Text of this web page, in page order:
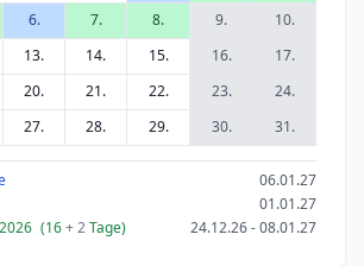
6. 7. 8. 9.
10.
13. 14. 15. 16.
17.
20. 21. 22. 23.
24.
27. 28. 29. 30. 31.
06.01.27
01.01.27
(16+ 2Tage) 24.12.26 - 08.01.27